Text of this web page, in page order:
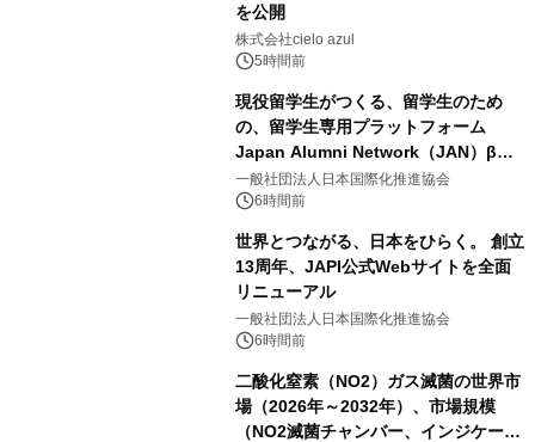
を公開
株式会社cielo azul
5時間前
現役留学生がつくる、留学生のため
の、留学生専用プラットフォーム
Japan Alumni Network（JAN）β版
をリリース
一般社団法人日本国際化推進協会
6時間前
世界とつながる、日本をひらく。 創立
13周年、JAPI公式Webサイトを全面
リニューアル
一般社団法人日本国際化推進協会
6時間前
二酸化窒素（NO2）ガス滅菌の世界市
場（2026年～2032年）、市場規模
（NO2滅菌チャンバー、インジケータ